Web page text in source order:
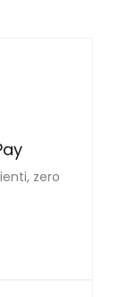
zero